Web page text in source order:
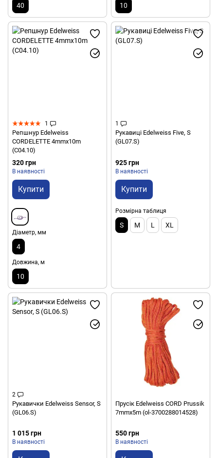
40 10
1
Репшнур Edelweiss
CORDELETTE 4mmx10m
(C04.10)
320 грн
В наявності
Купити
Діаметр, мм
4
Довжина, м
10
1
Рукавиці Edelweiss Five, S
(GL07.S)
925 грн
В наявності
Купити
Розмірна таблиця
S M L XL
2
Рукавички Edelweiss Sensor, S
(GL06.S)
1 015 грн
В наявності
Прусік Edelweiss CORD Prussik
7mmx5m (ol-3700288014528)
550 грн
В наявності